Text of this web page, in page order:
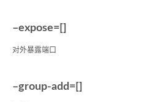
–expose=[]
对外暴露端口
–group-add=[]